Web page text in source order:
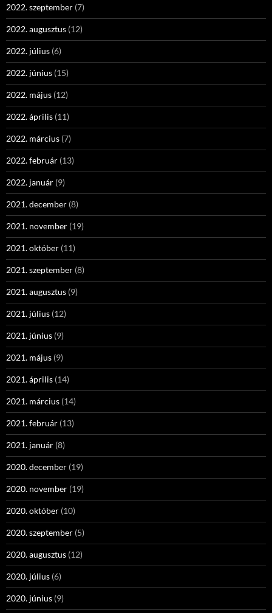
2022. szeptember (7)
2022. augusztus (12)
2022. július (6)
2022. június (15)
2022. május (12)
2022. április (11)
2022. március (7)
2022. február (13)
2022. január (9)
2021. december (8)
2021. november (19)
2021. október (11)
2021. szeptember (8)
2021. augusztus (9)
2021. július (12)
2021. június (9)
2021. május (9)
2021. április (14)
2021. március (14)
2021. február (13)
2021. január (8)
2020. december (19)
2020. november (19)
2020. október (10)
2020. szeptember (5)
2020. augusztus (12)
2020. július (6)
2020. június (9)